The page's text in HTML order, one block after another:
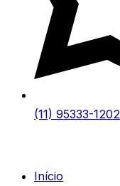
(11) 95333-1202
Início